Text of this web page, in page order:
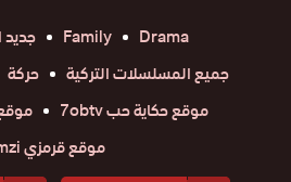
Drama
Family
جميع المسلسلات التركية
حركة
موقع حكاية حب 7obtv
موقع قرمزي krmzi